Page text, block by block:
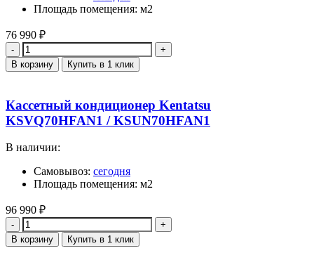
Площадь помещения: м2
76 990 ₽
Количество
В корзину Купить в 1 клик
Кассетный кондиционер Kentatsu
KSVQ70HFAN1 / KSUN70HFAN1
В наличии:
Самовывоз: сегодня
Площадь помещения: м2
96 990 ₽
Количество
В корзину Купить в 1 клик